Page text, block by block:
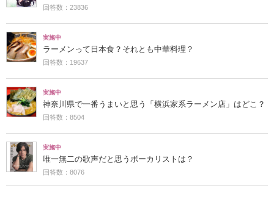
回答数：23836
実施中
ラーメンって日本食？それとも中華料理？
回答数：19637
実施中
神奈川県で一番うまいと思う「横浜家系ラーメン店」はどこ？
回答数：8504
実施中
唯一無二の歌声だと思うボーカリストは？
回答数：8076